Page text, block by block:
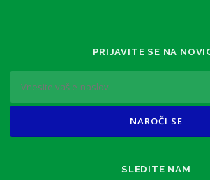
PRIJAVITE SE NA
SLEDITE NAM